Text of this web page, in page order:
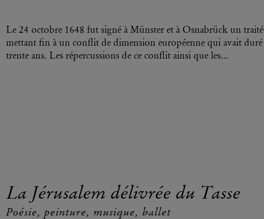
Le 24 octobre 1648 fut signé à Münster et à Osnabrück un traité
mettant fin à un conflit de dimension européenne qui avait duré
trente ans. Les répercussions de ce conflit ainsi que les...
La Jérusalem délivrée du Tasse
Poésie, peinture, musique, ballet